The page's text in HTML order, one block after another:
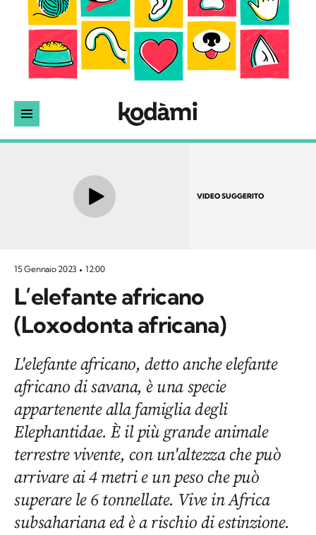
VIDEO SUGGERITO
15 Gennaio 2023 12:00
L’elefante africano
(Loxodonta africana)
L'elefante africano, detto anche elefante
africano di savana, è una specie
appartenente alla famiglia degli
Elephantidae. È il più grande animale
terrestre vivente, con un'altezza che può
arrivare ai 4 metri e un peso che può
superare le 6 tonnellate. Vive in Africa
subsahariana ed è a rischio di estinzione.